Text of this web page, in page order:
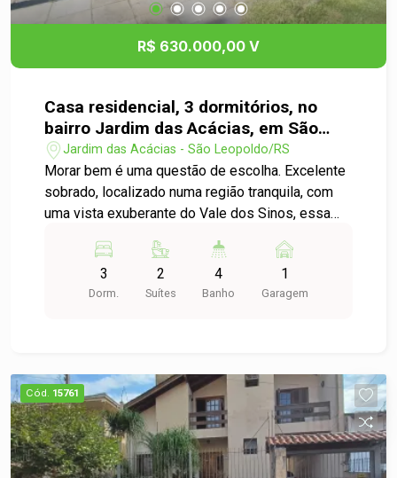
R$ 630.000,00 V
Casa residencial, 3 dormitórios, no
bairro Jardim das Acácias, em São
Leopoldo
Jardim das Acácias - São Leopoldo/RS
Morar bem é uma questão de escolha. Excelente
sobrado, localizado numa região tranquila, com
uma vista exuberante do Vale dos Sinos, essa
lavabo, cozinha, área de serviço e 2 suítes, sendo
1 com closet. No segundo pavimento mezanino,
banho social, dois dormitórios e um espaço com
encantar com as belezas desse imóvel.
3
Dorm.
2
Suítes
4
Banho
1
Garagem
Cód. 15761